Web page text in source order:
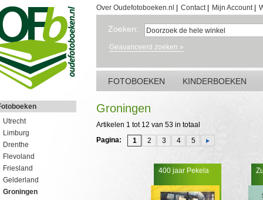
Over Oudefotoboeken.nl Contact| Mijn Account|
Zoeken:
Geavanceerd zoeken »
FOTOBOEKEN KINDERBOEKEN
Utrecht
Limburg
Drenthe
Flevoland
Friesland
Gelderland
Groningen
Groningen
Artikelen 1 tot 12 van 53 in totaal
Pagina:
1 2 3 4 5
400 jaar Pekela